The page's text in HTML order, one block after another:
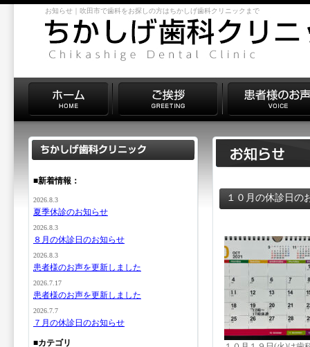
お知らせ｜吹田市で歯科をお探しの方はちかしげ歯科クリニックまで
１０月の休診日の
■新着情報：
2026.8.3
夏季休診のお知らせ
2026.8.3
８月の休診日のお知らせ
2026.8.3
患者様のお声を更新しました
2026.7.17
患者様のお声を更新しました
2026.7.7
７月の休診日のお知らせ
■カテゴリ